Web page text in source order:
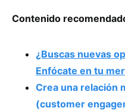
Contenido
¿Buscas nuevas
Enfócate en tu
Crea una relación
(customer